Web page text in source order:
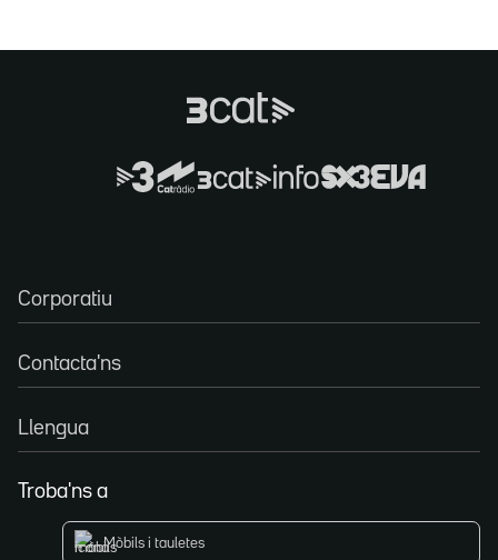
Corporatiu
Contacta'ns
Llengua
Troba'ns a
Mòbils i tauletes